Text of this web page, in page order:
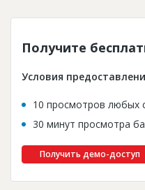
Получите
Условия
10 просмотров любых
30 минут просмотра
Получить демо-доступ